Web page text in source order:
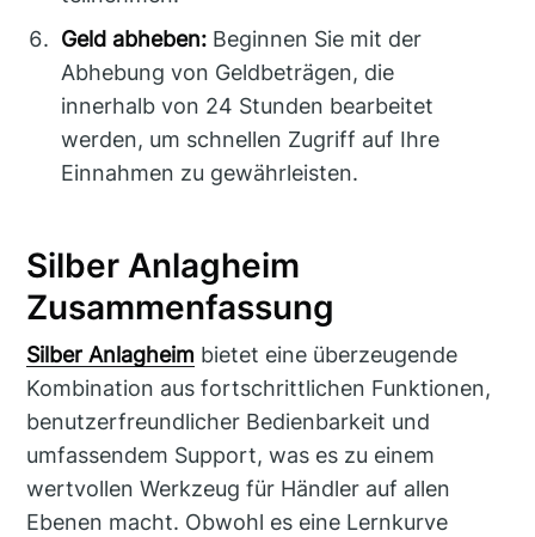
Geld abheben: Beginnen Sie mit der
Abhebung von Geldbeträgen, die
innerhalb von 24 Stunden bearbeitet
werden, um schnellen Zugriff auf Ihre
Einnahmen zu gewährleisten.
Silber Anlagheim
Zusammenfassung
Silber Anlagheim bietet eine überzeugende
Kombination aus fortschrittlichen Funktionen,
benutzerfreundlicher Bedienbarkeit und
umfassendem Support, was es zu einem
wertvollen Werkzeug für Händler auf allen
Ebenen macht. Obwohl es eine Lernkurve